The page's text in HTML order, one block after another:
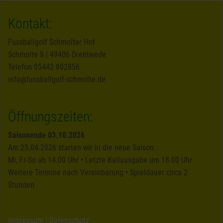
Kontakt:
Fussballgolf Schmolter Hof
Schmolte 8 | 49406 Drentwede
Telefon 05442 802856
Öffnungszeiten:
Saisonende 03.10.2026
Am 25.04.2026 starten wir in die neue Saison.
Mi, Fr-So ab 14.00 Uhr • Letzte Ballausgabe um 18.00 Uhr
Weitere Termine nach Vereinbarung • Spieldauer circa 2
Stunden
Impressum | Datenschutz